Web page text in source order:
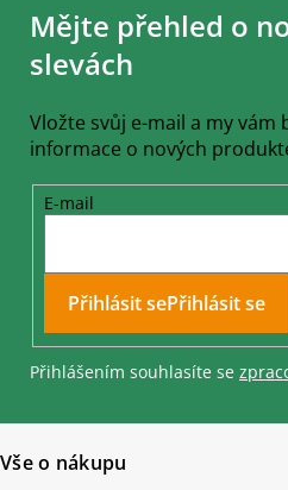
Mějte přehled o
slevách
Vložte svůj e-mail a my vám
informace o nových
E-mail
Přihlásit se
Přihlášením souhlasíte se
Vše o nákupu